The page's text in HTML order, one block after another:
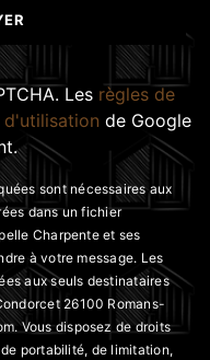
Les règles de
de Google
sont nécessaires aux
dans un fichier
Charpente et ses
à votre message. Les
aux seuls destinataires
26100 Romans-
Vous disposez de droits
portabilité, de limitation,